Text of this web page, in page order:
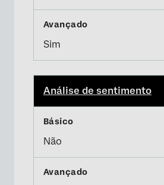
Sim
Análise de sentimento
Não